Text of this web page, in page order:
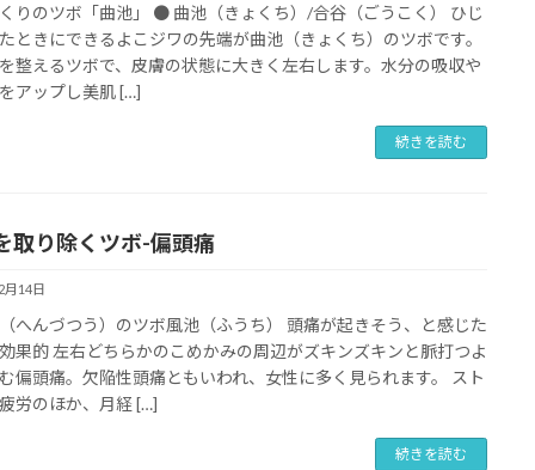
りのツボ「曲池」 ● 曲池（きょくち）/合谷（ごうこく） ひじ
ときにできるよこジワの先端が曲池（きょくち）のツボです。
整えるツボで、皮膚の状態に大きく左右します。水分の吸収や
アップし美肌 […]
続きを読む
取り除くツボ-偏頭痛
月14日
へんづつう）のツボ風池（ふうち） 頭痛が起きそう、と感じた
果的 左右どちらかのこめかみの周辺がズキンズキンと脈打つよ
偏頭痛。欠陥性頭痛ともいわれ、女性に多く見られます。 スト
労のほか、月経 […]
続きを読む